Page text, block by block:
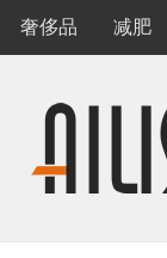
奢侈品 减肥